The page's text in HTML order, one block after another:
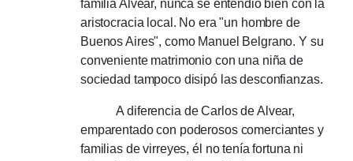
familia Alvear, nunca se entendió bien con la
aristocracia local. No era "un hombre de
Buenos Aires", como Manuel Belgrano.Y su
conveniente matrimonio con una niña de
sociedad tampoco disipó las desconfianzas.
A diferencia de Carlos de Alvear,
emparentado con poderosos comerciantes y
familias de virreyes, él no tenía fortuna ni